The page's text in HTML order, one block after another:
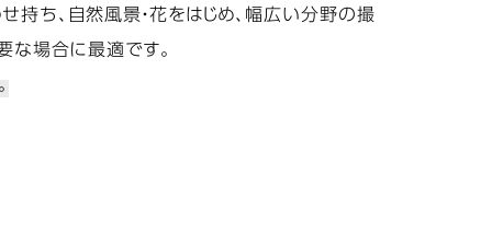
ち、自然風景・花をはじめ、幅広い分野の撮
な場合に最適です。